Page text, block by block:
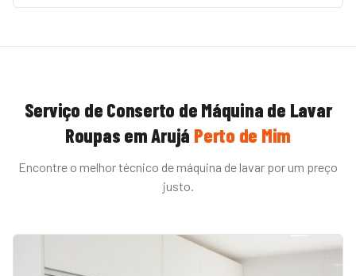
Serviço de Conserto de Máquina de Lavar
Roupas emArujá Perto de Mim
Encontre o melhor técnico de máquina de lavar por um preço
justo.